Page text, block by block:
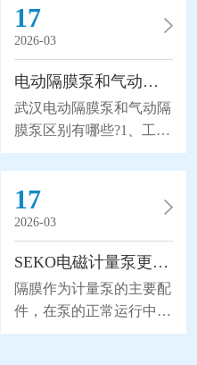
，因此被越来越广泛地替
石化、陶瓷、冶金等行
动力(压缩空气
17
2026-03
电动隔膜泵和气动隔膜泵区别有哪些?
武汉电动隔膜泵和气动隔
膜泵区别有哪些?1、工作
原理区别电动隔膜泵以是
电力驱动(默认380V，
50Hz)，采用摆线钱轮减
速机传动，通过曲轴滑块
机构带动双隔膜作往复无
能无力，使工作腔容积发
生交替变化从而达到将液
体不断地吸入和排出。同
时，由于隔膜材质取得了
17
2026-03
SEKO电磁计量泵更换隔膜的流程分析
隔膜作为计量泵的主要配
件，在泵的正常运行中起
到了关键性的作用，也因